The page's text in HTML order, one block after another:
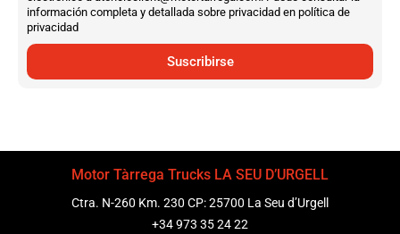
información completa y detallada sobre privacidad en política de
privacidad
Suscribirse
Motor Tàrrega Trucks LA SEU D’URGELL
Ctra. N-260 Km. 230 CP: 25700 La Seu d’Urgell
+34 973 35 24 22